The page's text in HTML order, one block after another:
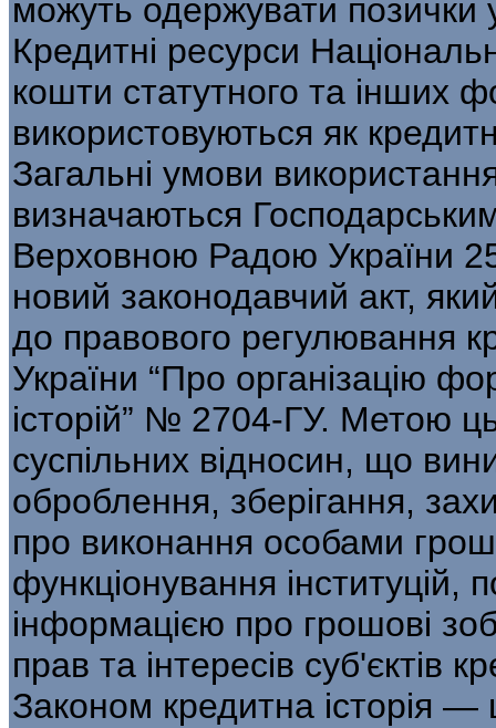
можуть одержувати позички
Кредитні ресурси
кошти статутного та інших
використовуються як
Загальні умови
визначаються
Верховною Радою України
новий законодавчий акт,
до правового регулювання
України “Про організацію
історій” № 2704-ГУ. Метою
суспільних відносин, що
оброблення, зберігання,
про виконання особами
функціонування інституцій,
інформацією про грошові
прав та інтересів суб'єктів
Законом кредитна історія —